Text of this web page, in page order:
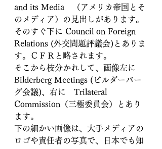
and its Media　（アメリカ帝国とそ
のメディア）の見出しがあります。
そのすぐ下に Council on Foreign
Relations (外交問題評議会)とありま
す。ＣＦＲと略されます。
そこから枝分かれして、画像左に
Bilderberg Meetings (ビルダーバー
グ会議)、右に　Trilateral
Commission（三極委員会）とあり
ます。
下の細かい画像は、大手メディアの
ロゴや責任者の写真で、日本でも知